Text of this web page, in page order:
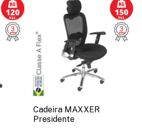
Cadeira MAXXER
Presidente